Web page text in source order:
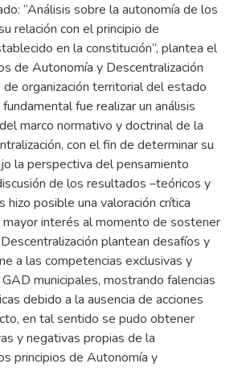
“Análisis sobre la autonomía de los
relación con el principio de
en la constitución”, plantea el
de Autonomía y Descentralización
organización territorial del estado
fue realizar un análisis
marco normativo y doctrinal de la
con el fin de determinar su
la perspectiva del pensamiento
de los resultados –teóricos y
hizo posible una valoración crítica
interés al momento de sostener
plantean desafíos y
a las competencias exclusivas y
municipales, mostrando falencias
debido a la ausencia de acciones
en tal sentido se pudo obtener
y negativas propias de la
principios de Autonomía y